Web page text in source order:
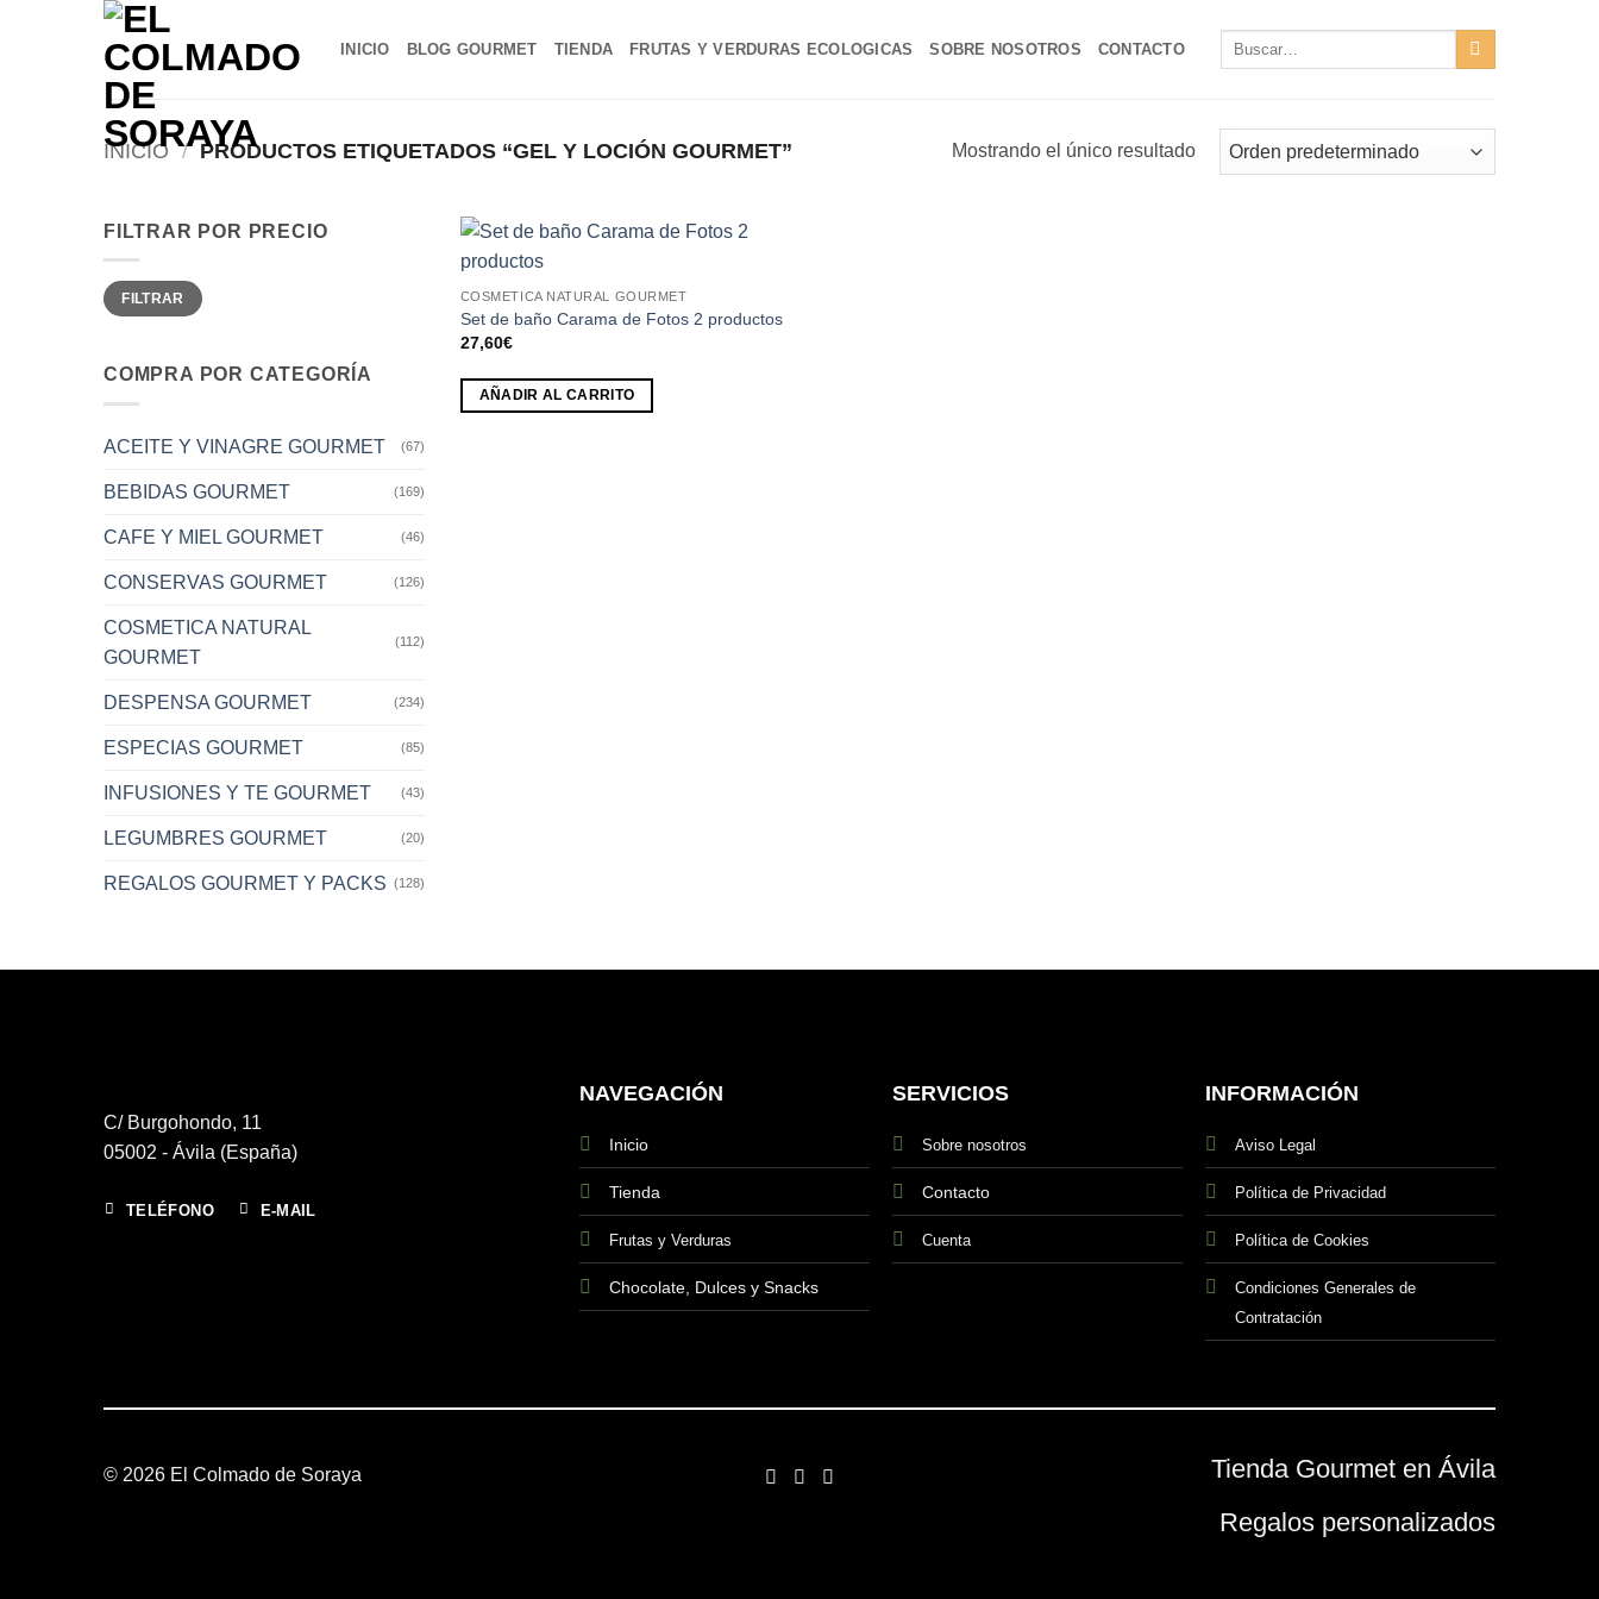
INICIO BLOG GOURMET TIENDA FRUTAS Y VERDURAS ECOLOGICAS SOBRE NOSOTROS CONTACTO
Buscar
INICIO / PRODUCTOS ETIQUETADOS “GEL Y LOCIÓN GOURMET” Mostrando el único resultado
FILTRAR POR PRECIO
Precio
mínimo
Precio
máximo
FILTRAR
COMPRA POR CATEGORÍA
ACEITE Y VINAGRE GOURMET (67)
BEBIDAS GOURMET (169)
CAFE Y MIEL GOURMET (46)
CONSERVAS GOURMET (126)
COSMETICA NATURAL
GOURMET
(112)
DESPENSA GOURMET (234)
ESPECIAS GOURMET (85)
INFUSIONES Y TE GOURMET (43)
LEGUMBRES GOURMET (20)
REGALOS GOURMET Y PACKS (128)
lista de
COSMETICA NATURAL GOURMET
Set de baño Carama de Fotos 2 productos
27,60€
AÑADIR AL CARRITO
C/ Burgohondo, 11
05002 - Ávila (España)
TELÉFONO E-MAIL
NAVEGACIÓN
Inicio
Tienda
Frutas y Verduras
Chocolate, Dulces y Snacks
SERVICIOS
Sobre nosotros
Contacto
Cuenta
INFORMACIÓN
Aviso Legal
Política de Privacidad
Política de Cookies
Condiciones Generales de
Contratación
© 2026 El Colmado de Soraya
Tienda Gourmet en Ávila
Regalos personalizados